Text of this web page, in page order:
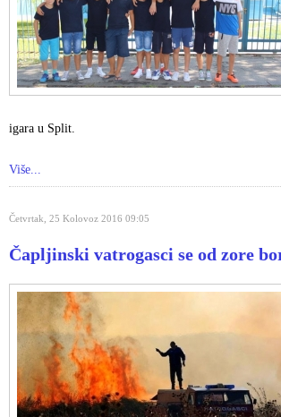
igara u Split.
Više...
Četvrtak, 25 Kolovoz 2016 09:05
Čapljinski vatrogasci se od zore